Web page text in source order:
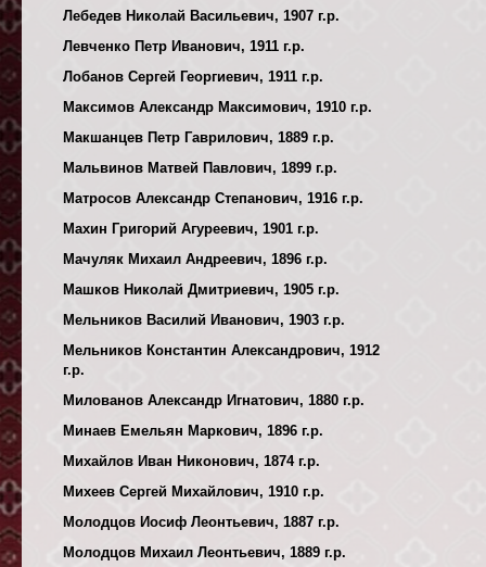
Лебедев Николай Васильевич, 1907 г.р.
Левченко Петр Иванович, 1911 г.р.
Лобанов Сергей Георгиевич, 1911 г.р.
Максимов Александр Максимович, 1910 г.р.
Макшанцев Петр Гаврилович, 1889 г.р.
Мальвинов Матвей Павлович, 1899 г.р.
Матросов Александр Степанович, 1916 г.р.
Махин Григорий Агуреевич, 1901 г.р.
Мачуляк Михаил Андреевич, 1896 г.р.
Машков Николай Дмитриевич, 1905 г.р.
Мельников Василий Иванович, 1903 г.р.
Мельников Константин Александрович, 1912
г.р.
Милованов Александр Игнатович, 1880 г.р.
Минаев Емельян Маркович, 1896 г.р.
Михайлов Иван Никонович, 1874 г.р.
Михеев Сергей Михайлович, 1910 г.р.
Молодцов Иосиф Леонтьевич, 1887 г.р.
Молодцов Михаил Леонтьевич, 1889 г.р.